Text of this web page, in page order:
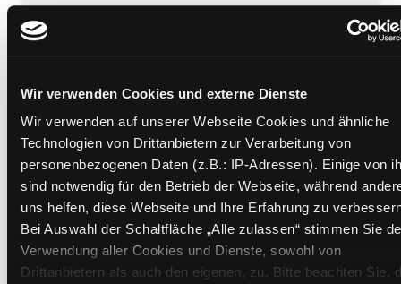
Wir verwenden Cookies und externe Dienste
Wir verwenden auf unserer Webseite Cookies und ähnliche
Technologien von Drittanbietern zur Verarbeitung von
personenbezogenen Daten (z.B.: IP-Adressen). Einige von
sind notwendig für den Betrieb der Webseite, während
uns helfen, diese Webseite und Ihre Erfahrung zu
Bei Auswahl der Schaltfläche „Alle zulassen“ stimmen Sie
Verwendung aller Cookies und Dienste, sowohl von
Drittanbietern als auch den eigenen, zu. Bitte beachten Sie,
Skip Flanagan
Verfasser:Dix, Robin
Mehr Informationen ein-/ausblenden
Bände
Medium auf die Postliste setzen